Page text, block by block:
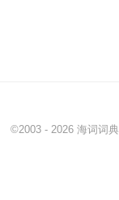
©2003 - 2026 海词词典